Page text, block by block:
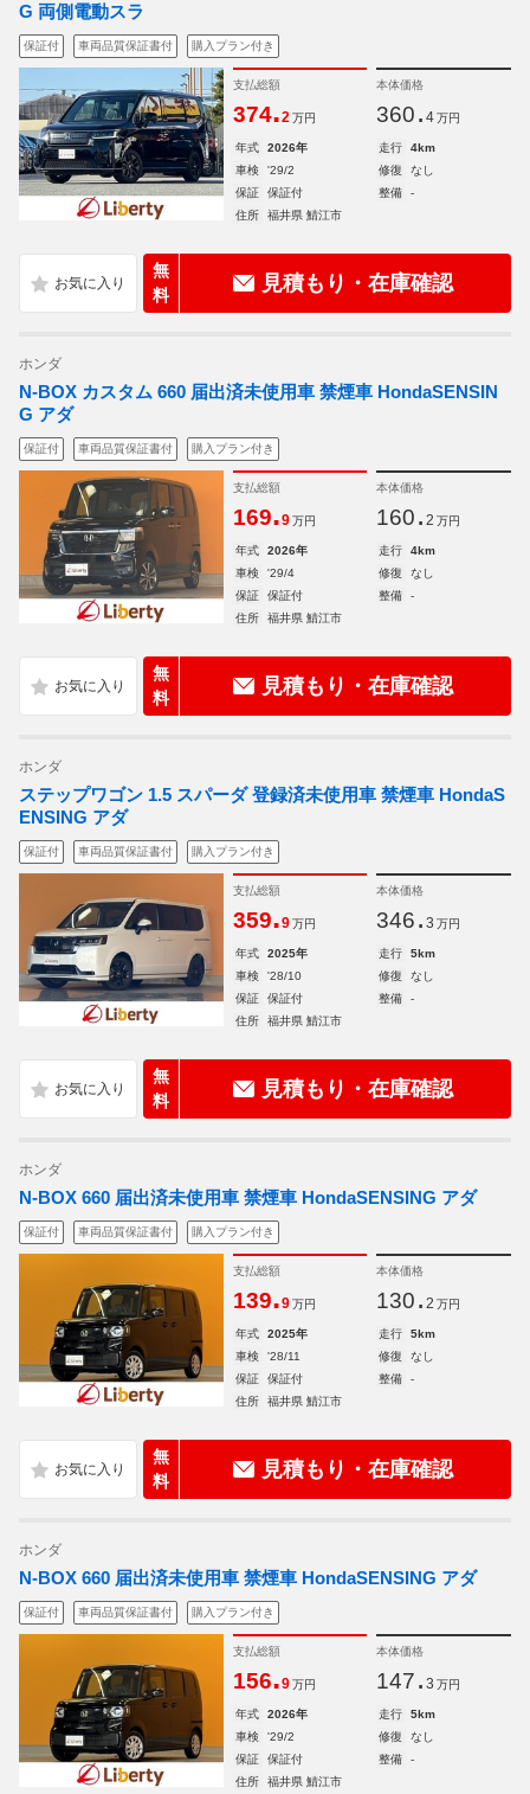
G 両側電動スラ
保証付 車両品質保証書付 購入プラン付き
支払総額
374.2 万円
本体価格
360. 4 万円
年式 2026年 走行
4km
車検
'29/2 修復
なし
保証
保証付 整備
-
住所
福井県 鯖江市
無
料
見積もり・在庫確認
ホンダ
N-BOX カスタム 660 届出済未使用車 禁煙車 HondaSENSIN
G アダ
保証付 車両品質保証書付 購入プラン付き
支払総額
169.9 万円
本体価格
160. 2 万円
年式 2026年 走行
4km
車検
'29/4 修復
なし
保証
保証付 整備
-
住所
福井県 鯖江市
無
料
見積もり・在庫確認
ホンダ
ステップワゴン 1.5 スパーダ 登録済未使用車 禁煙車 HondaS
ENSING アダ
保証付 車両品質保証書付 購入プラン付き
支払総額
359.9 万円
本体価格
346. 3 万円
年式 2025年 走行
5km
車検
'28/10 修復
なし
保証
保証付 整備
-
住所
福井県 鯖江市
無
料
見積もり・在庫確認
ホンダ
N-BOX 660 届出済未使用車 禁煙車 HondaSENSING アダ
保証付 車両品質保証書付 購入プラン付き
支払総額
139.9 万円
本体価格
130. 2 万円
年式 2025年 走行
5km
車検
'28/11 修復
なし
保証
保証付 整備
-
住所
福井県 鯖江市
無
料
見積もり・在庫確認
ホンダ
N-BOX 660 届出済未使用車 禁煙車 HondaSENSING アダ
保証付 車両品質保証書付 購入プラン付き
支払総額
156.9 万円
本体価格
147. 3 万円
年式 2026年 走行
5km
車検
'29/2 修復
なし
保証
保証付 整備
-
住所
福井県 鯖江市